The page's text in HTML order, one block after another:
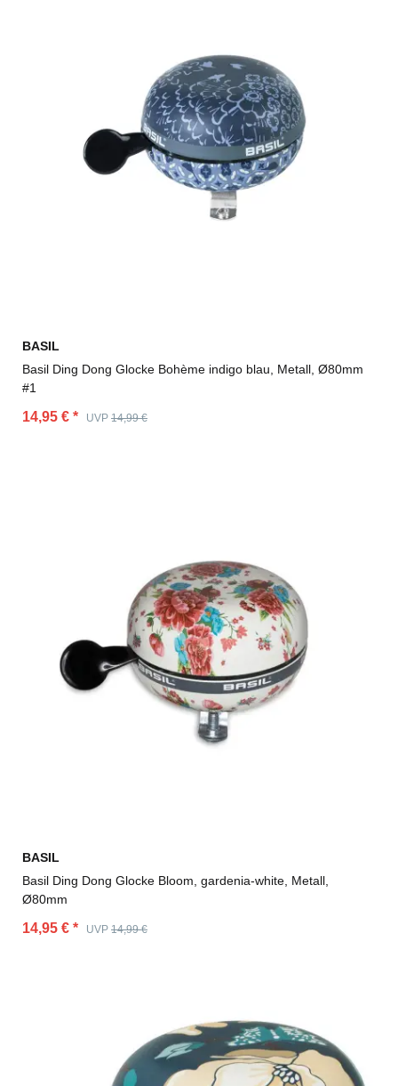
BASIL
Basil Ding Dong Glocke Bohème indigo blau, Metall, Ø80mm
#1
14,95 € * UVP 14,99 €
BASIL
Basil Ding Dong Glocke Bloom, gardenia-white, Metall,
Ø80mm
14,95 € * UVP 14,99 €